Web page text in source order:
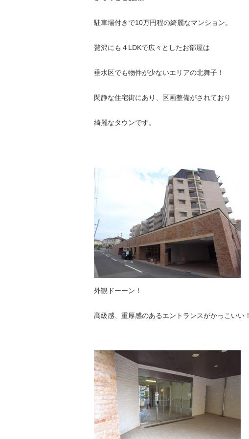
駐車場付きで10万円程の綺麗なマンション。
贅沢にも４LDKで広々としたお部屋は
垂水区でも物件が少ないエリアの北舞子！
閑静な住宅街にあり、区画整備がされており
綺麗なタウンです。
外観ドーーン！
高級感、重厚感のあるエントランスがかっこいい！